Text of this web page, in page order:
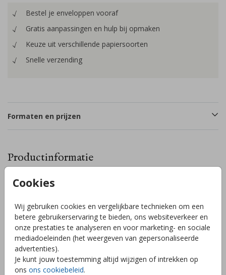
Cookies
Wij gebruiken cookies en vergelijkbare technieken om een
betere gebruikerservaring te bieden, ons websiteverkeer en
onze prestaties te analyseren en voor marketing- en sociale
mediadoeleinden (het weergeven van gepersonaliseerde
advertenties).
Je kunt jouw toestemming altijd wijzigen of intrekken op
ons ons cookiebeleid.
Bestel je enveloppen vooraf
Gratis aanpassingen en hulp bij opmaken
Keuze uit verschillende papiersoorten
Snelle verzending
Formaten en prijzen
Productinformatie
Omschrijving
handgetekende maan, hartje en sterretjes voor een speels
effect. Pas gemakkelijk de kleuren en/of folie aan, net zoals
al jouw gegevens op dit kaartje. Wil je deze kaart in een
ander formaat/vorm of dubbele kaart? Stuur ons een
berichtje en wij helpen je graag verder! // NOX
Toon meer